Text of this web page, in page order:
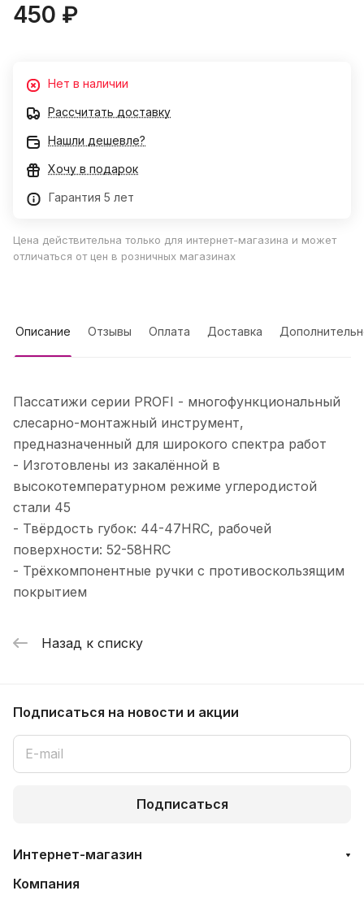
450 ₽
Нет в наличии
Рассчитать доставку
Нашли дешевле?
Хочу в подарок
Гарантия 5 лет
Цена действительна только для интернет-магазина и может
отличаться от цен в розничных магазинах
Описание Отзывы Оплата Доставка
Пассатижи серии PROFI - многофункциональный
слесарно-монтажный инструмент,
предназначенный для широкого спектра работ
- Изготовлены из закалённой в
высокотемпературном режиме углеродистой
стали 45
- Твёрдость губок: 44-47HRC, рабочей
поверхности: 52-58HRC
- Трёхкомпонентные ручки с противоскользящим
покрытием
Назад к списку
Подписаться на новости и акции
Подписаться
Интернет-магазин
Компания